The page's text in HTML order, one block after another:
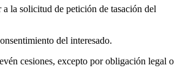
a la solicitud de petición de tasación del
del interesado.
cesiones, excepto por obligación legal o